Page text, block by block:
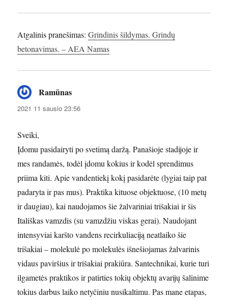
Atgalinis pranešimas:Grindinis šildymas. Grindų
betonavimas. – AEA Namas
Ramūnas
2021 11 sausio 23:56
Sveiki,
Įdomu pasidairyti po svetimą daržą. Panašioje stadijoje ir
mes randamės, todėl įdomu kokius ir kodėl sprendimus
priima kiti. Apie vandentiekį kokį pasidarėte (lygiai taip pat
padaryta ir pas mus). Praktika kituose objektuose, (10 metų
ir daugiau), kai naudojamos šie žalvariniai trišakiai ir šis
Itališkas vamzdis (su vamzdžiu viskas gerai). Naudojant
intensyviai karšto vandens recirkuliaciją neatlaiko šie
trišakiai – molekulė po molekulės išnešiojamas žalvarinis
vidaus paviršius ir trišakiai prakiūra. Santechnikai, kurie turi
ilgametės praktikos ir patirties tokių objektų avarijų šalinime
tokius darbus laiko netyčiniu nusikaltimu. Pas mane etapas,